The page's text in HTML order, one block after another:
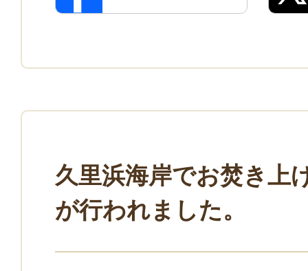
久里浜海岸でお焚き上
が行われました。